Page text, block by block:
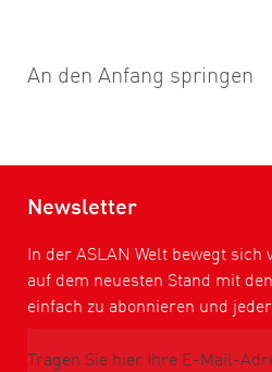
An den Anfang springen
Newsletter
In der ASLAN Welt bewegt
auf dem neuesten Stand mit
einfach zu abonnieren und